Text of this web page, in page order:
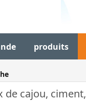
produits